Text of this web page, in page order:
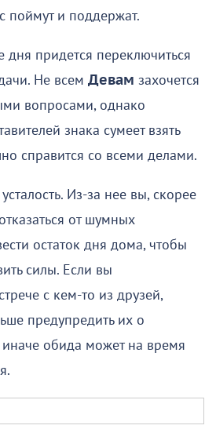
поймут и поддержат.
придется переключиться
Не всем Девам захочется
вопросами, однако
знака сумеет взять
справится со всеми делами.
Из-за нее вы, скорее
от шумных
остаток дня дома, чтобы
силы. Если вы
с кем-то из друзей,
предупредить их о
обида может на время